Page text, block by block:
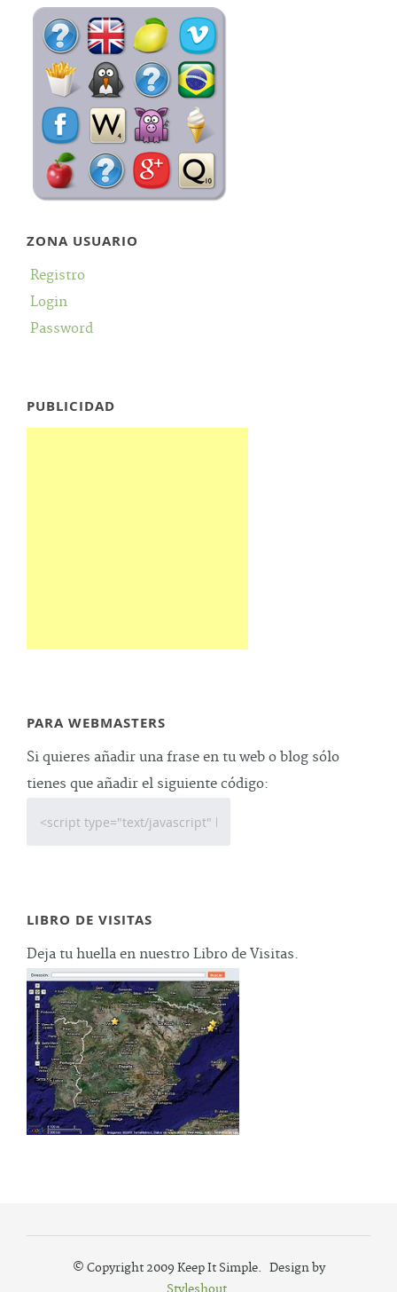
ZONA USUARIO
Registro
Login
Password
PUBLICIDAD
PARA WEBMASTERS
Si quieres añadir una frase en tu web o blog sólo
tienes que añadir el siguiente código:
LIBRO DE VISITAS
Deja tu huella en nuestro Libro de Visitas.
© Copyright 2009 Keep It Simple. Design by